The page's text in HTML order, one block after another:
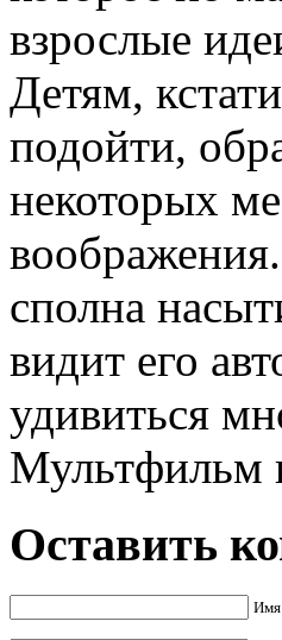
взрослые
Детям,
подойти,
некоторых
сполна
видит его
удивиться
Мультфильм
Оставить
Имя